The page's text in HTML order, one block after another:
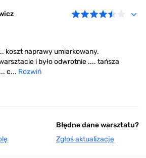
koszt naprawy umiarkowany.
i było odwrotnie .... tańsza
c... Rozwiń
Błędne dane warsztatu?
Zgłoś aktualizację